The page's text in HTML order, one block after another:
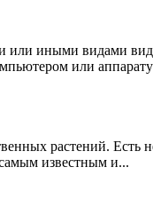
или иными видами
или
растений. Есть
известным и...